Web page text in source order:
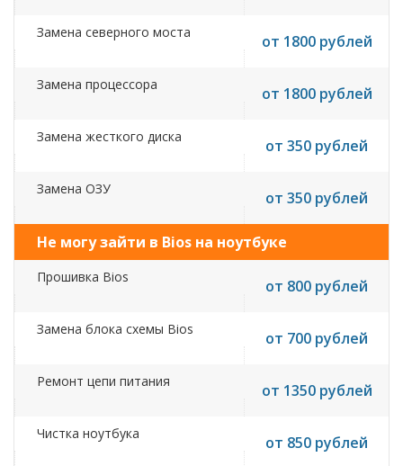
Замена северного моста от 1800 рублей
Замена процессора от 1800 рублей
Замена жесткого диска от 350 рублей
Замена ОЗУ от 350 рублей
Не могу зайти в Bios на ноутбуке
Прошивка Bios от 800 рублей
Замена блока схемы Bios от 700 рублей
Ремонт цепи питания от 1350 рублей
Чистка ноутбука от 850 рублей